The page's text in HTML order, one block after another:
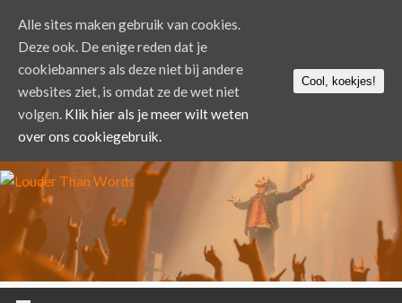
Alle sites maken gebruik van cookies.
Deze ook. De enige reden dat je
cookiebanners als deze niet bij andere
websites ziet, is omdat ze de wet niet
volgen. Klik hier als je meer wilt weten
over ons cookiegebruik.
Cool, koekjes!